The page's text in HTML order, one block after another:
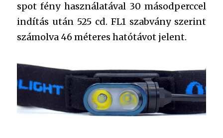
spot fény használatával 30 másodperccel
indítás után 525 cd. FL1 szabvány szerint
számolva 46 méteres hatótávot jelent.